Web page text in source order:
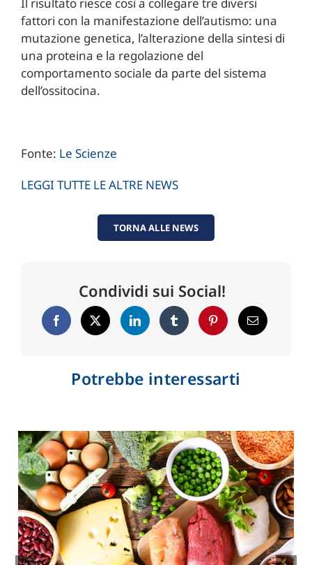
fattori con la manifestazione dell’autismo: una
mutazione genetica, l’alterazione della sintesi di
una proteina e la regolazione del
comportamento sociale da parte del sistema
dell’ossitocina.
Fonte: Le Scienze
LEGGI TUTTE LE ALTRE NEWS
TORNA ALLE NEWS
Condividi sui Social!
Potrebbe interessarti